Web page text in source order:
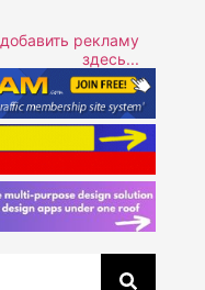
добавить рекламу
здесь...